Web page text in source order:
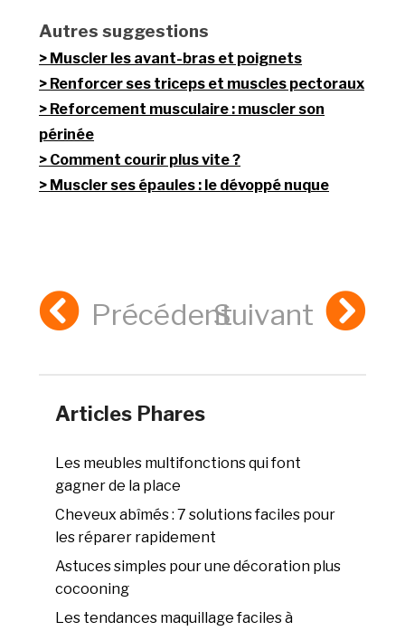
Autres suggestions
Muscler les avant-bras et poignets
Renforcer ses triceps et muscles pectoraux
Reforcement musculaire : muscler son
périnée
Comment courir plus vite ?
Muscler ses épaules : le dévoppé nuque
PrécédentSuivant
Articles Phares
Les meubles multifonctions qui font
gagner de la place
Cheveux abîmés : 7 solutions faciles pour
les réparer rapidement
Astuces simples pour une décoration plus
cocooning
Les tendances maquillage faciles à